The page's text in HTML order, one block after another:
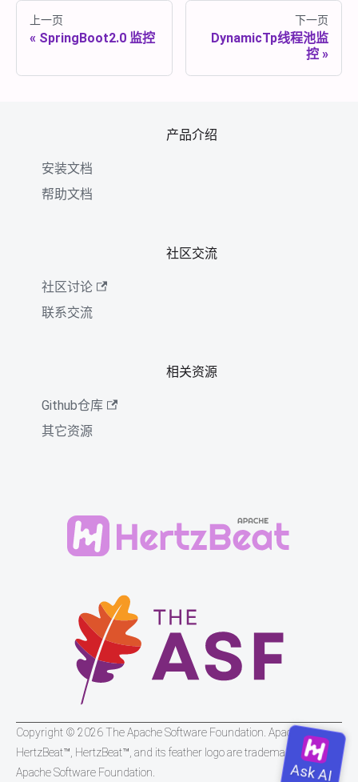
上一页
SpringBoot2.0 监控
下一页
DynamicTp线程池监
控
产品介绍
安装文档
帮助文档
社区交流
社区讨论
联系交流
相关资源
Github仓库
其它资源
Copyright © 2026 The Apache Software Foundation. Apache
HertzBeat™, HertzBeat™, and its feather logo are trademarks of The
Apache Software Foundation.